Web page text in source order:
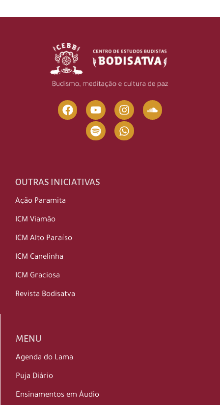
OUTRAS INICIATIVAS
Ação Paramita
ICM Viamão
ICM Alto Paraíso
ICM Canelinha
ICM Graciosa
Revista Bodisatva
MENU
Agenda do Lama
Puja Diário
Ensinamentos em Áudio